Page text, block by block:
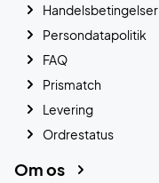
Handelsbetingelser
Persondatapolitik
FAQ
Prismatch
Levering
Ordrestatus
Om os